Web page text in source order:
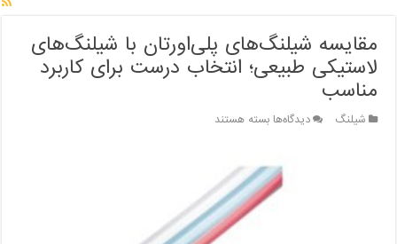
مقایسه شیلنگ‌های پلی‌اورتان با شیلنگ‌های
لاستیکی طبیعی؛ انتخاب درست برای کاربرد
مناسب
شیلنگ دیدگاه‌هابرای
پلی‌اورتان
با
شیلنگ‌های
لاستیکی
بسته هستند